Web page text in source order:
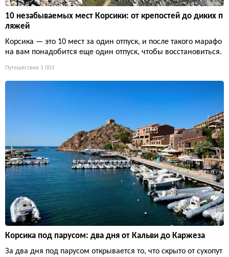
10 незабываемых мест Корсики: от крепостей до диких п
ляжей
Корсика — это 10 мест за один отпуск, и после такого марафо
на вам понадобится еще один отпуск, чтобы восстановиться.
Путешествия 1 003
Корсика под парусом: два дня от Кальви до Каржеза
За два дня под парусом открывается то, что скрыто от сухопут